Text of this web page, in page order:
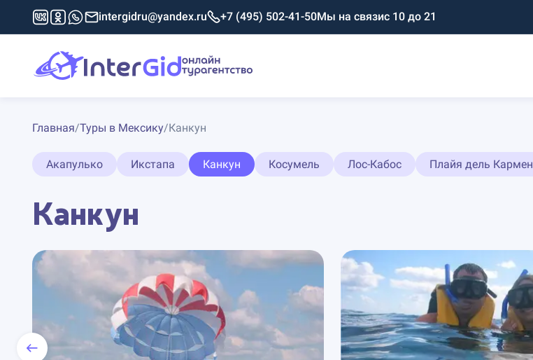
intergidru@yandex.ru +7 (495) 502-41-50Мы на связис 10 до 21
Главная/Туры в Мексику/Канкун
Акапулько Икстапа Канкун Косумель Лос-Кабос Плайя дель Кармен
Канкун